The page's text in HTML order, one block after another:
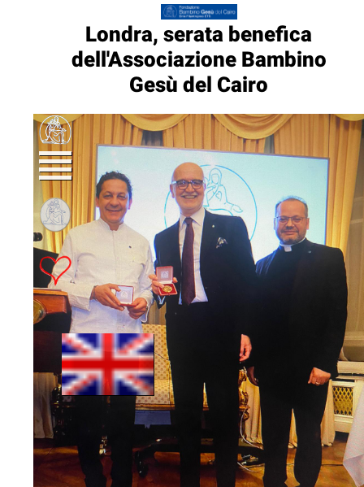
Londra, serata benefica
dell'Associazione Bambino
Gesù del Cairo